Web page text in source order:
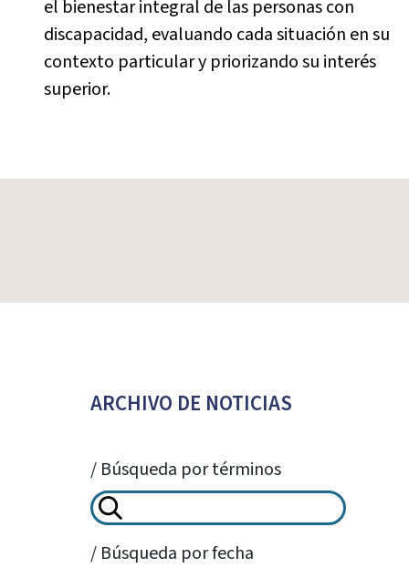
el bienestar integral de las personas con
discapacidad, evaluando cada situación en su
contexto particular y priorizando su interés
superior.
ARCHIVO DE NOTICIAS
/ Búsqueda por términos
/ Búsqueda por fecha